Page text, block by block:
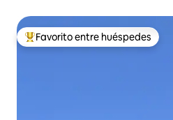
Favorito entre huéspedes
Favorito entre huéspedes